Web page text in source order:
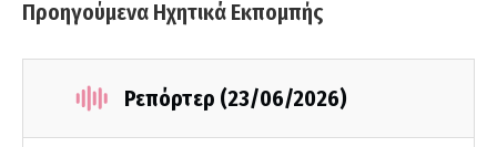
Προηγούμενα Ηχητικά Εκπομπής
Ρεπόρτερ (23/06/2026)